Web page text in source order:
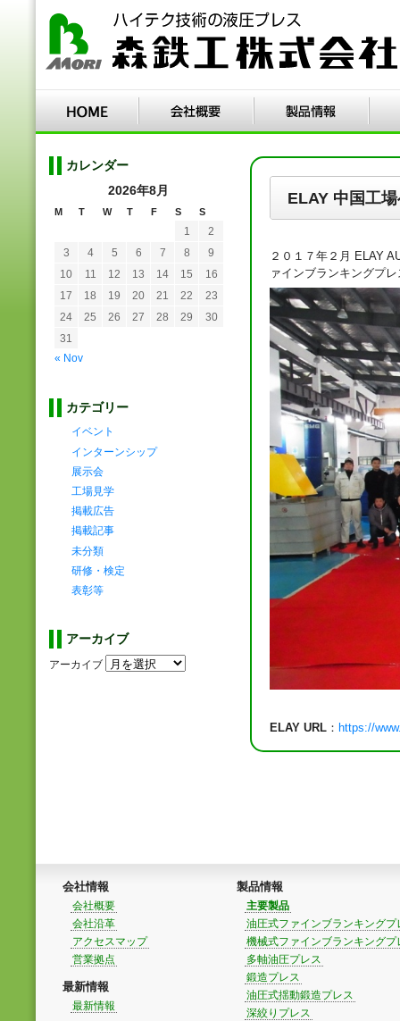
ELAY 中国工
２０１７年２月 ELAY
ァインブランキングプ
ELAY URL ： https://
カレンダー
2026年8月
M T W T F S S
« Nov
1
2
3
4 5 6 7 8
9
10
11 12 13 14 15
16
17
18 19 20 21 22
23
24
25 26 27 28 29
30
31
カテゴリー
イベント
インターンシップ
展示会
工場見学
掲載広告
掲載記事
未分類
研修・検定
表彰等
アーカイブ
アーカイブ
会社情報
会社概要
会社沿革
アクセスマップ
営業拠点
最新情報
最新情報
製品情報
主要製品
油圧式ファインブランキングプ
機械式ファインブランキングプ
多軸油圧プレス
鍛造プレス
油圧式揺動鍛造プレス
深絞りプレス